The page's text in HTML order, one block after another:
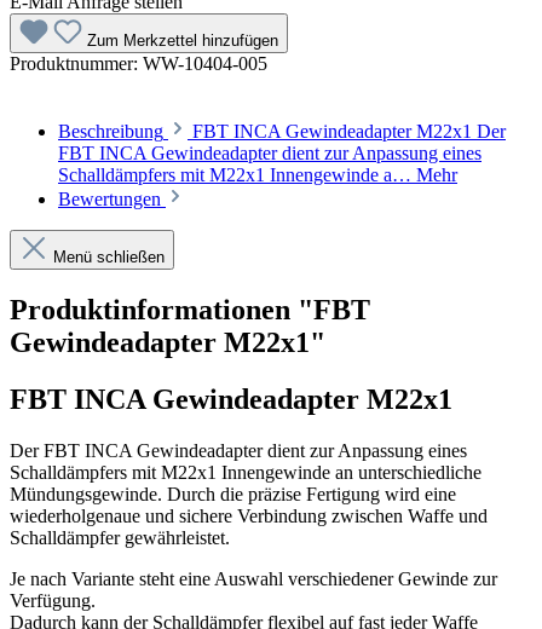
Zum Merkzettel hinzufügen
Produktnummer: WW-10404-005
Beschreibung
FBT INCA Gewindeadapter M22x1 Der
FBT INCA Gewindeadapter dient zur Anpassung eines
Schalldämpfers mit M22x1 Innengewinde a… Mehr
Bewertungen
Menü schließen
Produktinformationen "FBT
Gewindeadapter M22x1"
FBT INCA Gewindeadapter M22x1
Der FBT INCA Gewindeadapter dient zur Anpassung eines
Schalldämpfers mit M22x1 Innengewinde an unterschiedliche
Mündungsgewinde. Durch die präzise Fertigung wird eine
wiederholgenaue und sichere Verbindung zwischen Waffe und
Schalldämpfer gewährleistet.
Je nach Variante steht eine Auswahl verschiedener Gewinde zur
Verfügung.
Dadurch kann der Schalldämpfer flexibel auf fast jeder Waffe